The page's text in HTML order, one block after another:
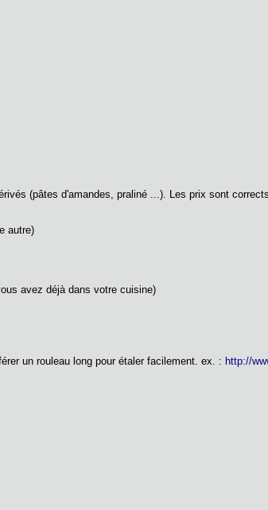
(pâtes d'amandes, praliné ...). Les prix sont
autre)
avez déjà dans votre cuisine)
un rouleau long pour étaler facilement. ex. : http://